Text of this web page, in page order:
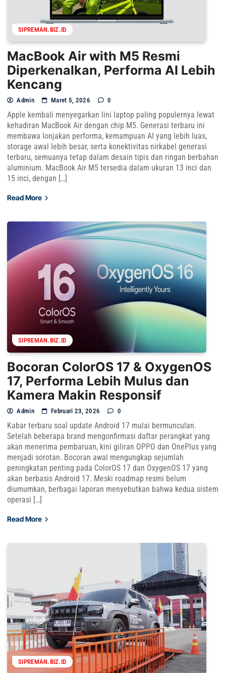
SIPREMAN.BIZ.ID
MacBook Air with M5 Resmi
Diperkenalkan, Performa AI Lebih
Kencang
Admin Maret 5, 2026 0
Apple kembali menyegarkan lini laptop paling populernya lewat
kehadiran MacBook Air dengan chip M5. Generasi terbaru ini
membawa lonjakan performa, kemampuan AI yang lebih luas,
storage awal lebih besar, serta konektivitas nirkabel generasi
terbaru, semuanya tetap dalam desain tipis dan ringan berbahan
aluminium. MacBook Air M5 tersedia dalam ukuran 13 inci dan
15 inci, dengan […]
Read More
SIPREMAN.BIZ.ID
Bocoran ColorOS 17 & OxygenOS
17, Performa Lebih Mulus dan
Kamera Makin Responsif
Admin Februari 23, 2026 0
Kabar terbaru soal update Android 17 mulai bermunculan.
Setelah beberapa brand mengonfirmasi daftar perangkat yang
akan menerima pembaruan, kini giliran OPPO dan OnePlus yang
menjadi sorotan. Bocoran awal mengungkap sejumlah
peningkatan penting pada ColorOS 17 dan OxygenOS 17 yang
akan berbasis Android 17. Meski roadmap resmi belum
diumumkan, berbagai laporan menyebutkan bahwa kedua sistem
operasi […]
Read More
SIPREMAN.BIZ.ID